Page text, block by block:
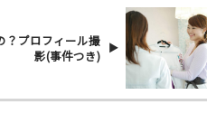
？プロフィール撮
影(事件つき)